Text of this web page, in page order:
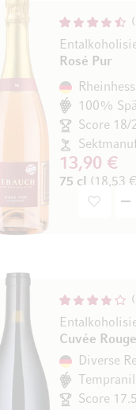
Rosé Pur
Score 18/
13,90 €
75 cl (18,53
Cuvée
Score